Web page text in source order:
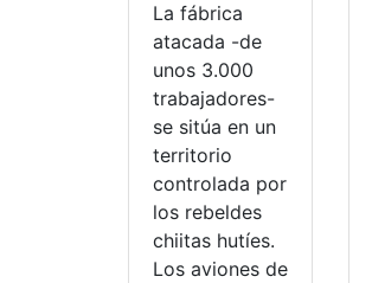
La fábrica
atacada -de
unos 3.000
trabajadores-
se sitúa en un
territorio
controlada por
los rebeldes
chiitas hutíes.
Los aviones de